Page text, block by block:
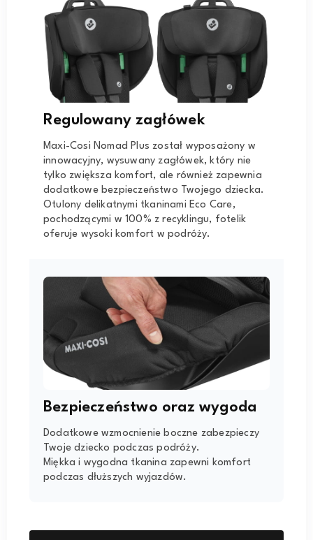
Regulowany zagłówek
Maxi-Cosi Nomad Plus został wyposażony w
innowacyjny, wysuwany zagłówek, który nie
tylko zwiększa komfort, ale również zapewnia
dodatkowe bezpieczeństwo Twojego dziecka.
Otulony delikatnymi tkaninami Eco Care,
pochodzącymi w 100% z recyklingu, fotelik
oferuje wysoki komfort w podróży.
Bezpieczeństwo oraz wygoda
Dodatkowe wzmocnienie boczne zabezpieczy
Twoje dziecko podczas podróży.
Miękka i wygodna tkanina zapewni komfort
podczas dłuższych wyjazdów.